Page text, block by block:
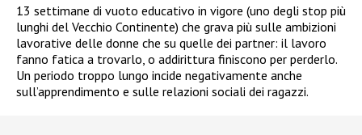
13 settimane di vuoto educativo in vigore (uno degli stop più
lunghi del Vecchio Continente) che grava più sulle ambizioni
lavorative delle donne che su quelle dei partner: il lavoro
fanno fatica a trovarlo, o addirittura finiscono per perderlo.
Un periodo troppo lungo incide negativamente anche
sull’apprendimento e sulle relazioni sociali dei ragazzi.